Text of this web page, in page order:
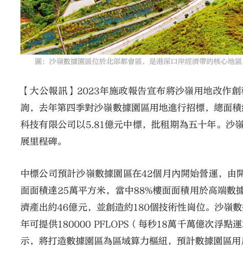
圖：沙嶺數據園區位於北部都會區，是港深口岸經濟帶的核心地
【大公報訊】2023年施政報告宣布將沙嶺用地改作
詢，去年第四季對沙嶺數據園區用地進行招標，總面
科技有限公司以5.81億元中標，批租期為五十年。沙
展里程碑。
中標公司預計沙嶺數據園區在42個月內開始營運，
面面積達25萬平方米，當中88%樓面面積用於高端數
濟產出約46億元，並創造約180個技術性崗位。沙嶺
年可提供180000 PFLOPS（每秒18萬千萬億次浮點
示，將打造數據園區為區域算力樞紐，預計數據園區